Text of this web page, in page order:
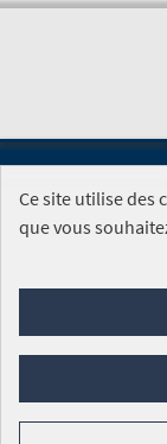
Conditions
Ce site utilise des
que vous